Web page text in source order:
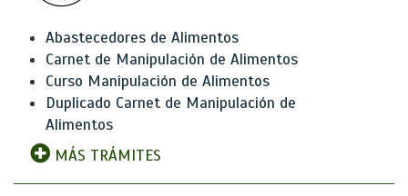
Abastecedores de Alimentos
Carnet de Manipulación de Alimentos
Curso Manipulación de Alimentos
Duplicado Carnet de Manipulación de
Alimentos
MÁS TRÁMITES